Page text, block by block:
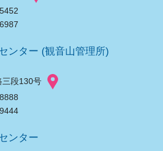
ンター (観音山管理所)
三段130号
ンター